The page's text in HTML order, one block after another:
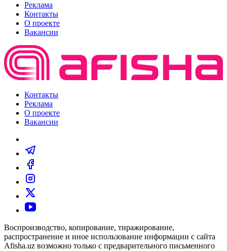
Реклама
Контакты
О проекте
Вакансии
Контакты
Реклама
О проекте
Вакансии
Воспроизводство, копирование, тиражирование,
распространение и иное использование информации с сайта
Afisha.uz возможно только с предварительного письменного